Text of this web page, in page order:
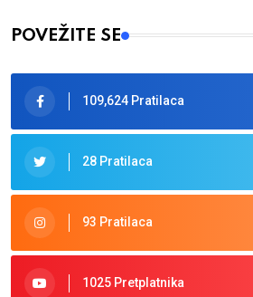
POVEŽITE SE
109,624 Pratilaca
28 Pratilaca
93 Pratilaca
1025 Pretplatnika